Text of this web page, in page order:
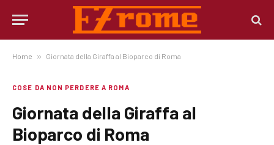
Home » Giornata della Giraffa al Bioparco di Roma
COSE DA NON PERDERE A ROMA
Giornata della Giraffa al
Bioparco di Roma